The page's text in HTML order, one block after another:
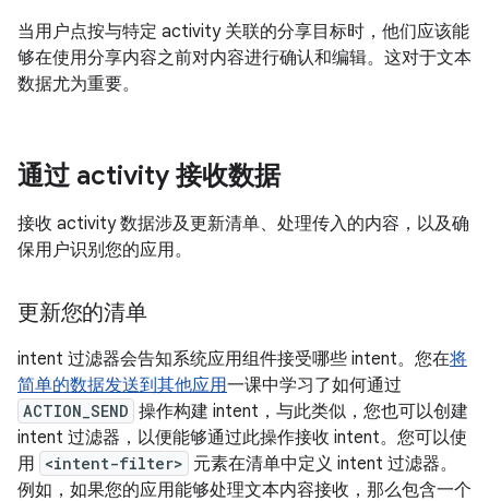
当用户点按与特定 activity 关联的分享目标时，他们应该能
够在使用分享内容之前对内容进行确认和编辑。这对于文本
数据尤为重要。
通过 activity 接收数据
接收 activity 数据涉及更新清单、处理传入的内容，以及确
保用户识别您的应用。
更新您的清单
intent 过滤器会告知系统应用组件接受哪些 intent。您在将
简单的数据发送到其他应用一课中学习了如何通过
ACTION_SEND 操作构建 intent，与此类似，您也可以创建
intent 过滤器，以便能够通过此操作接收 intent。您可以使
用 <intent-filter> 元素在清单中定义 intent 过滤器。
例如，如果您的应用能够处理文本内容接收，那么包含一个